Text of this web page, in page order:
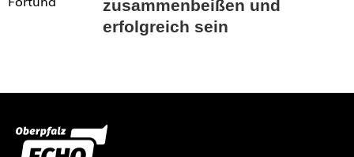
zusammenbeißen und
erfolgreich sein